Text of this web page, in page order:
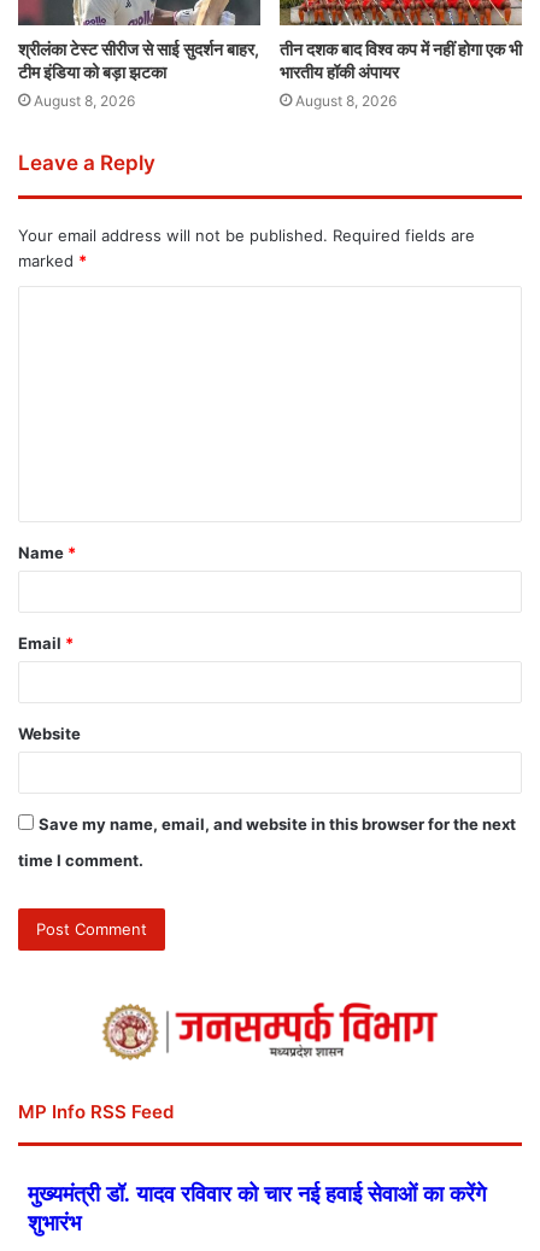
श्रीलंका टेस्ट सीरीज से साई सुदर्शन बाहर,
टीम इंडिया को बड़ा झटका
August 8, 2026
तीन दशक बाद विश्व कप में नहीं होगा एक भी
भारतीय हॉकी अंपायर
August 8, 2026
Leave a Reply
Your email address will not be published. Required fields are
marked *
Name *
Email *
Website
Save my name, email, and website in this browser for the next
time I comment.
MP Info RSS Feed